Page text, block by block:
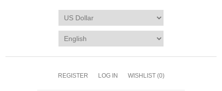
REGISTER LOG IN WISHLIST (0)